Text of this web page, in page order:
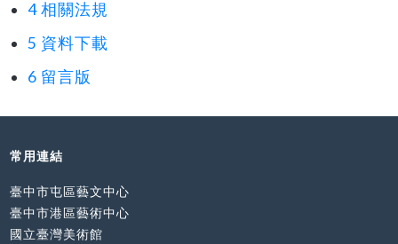
4 相關法規
5 資料下載
6 留言版
常用連結
臺中市屯區藝文中心
臺中市港區藝術中心
國立臺灣美術館